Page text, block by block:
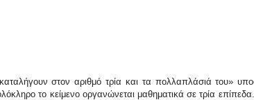
στον αριθμό τρία και τα πολλαπλάσιά του»
το κείμενο οργανώνεται μαθηματικά σε τρία